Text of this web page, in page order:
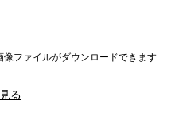
ファイルがダウンロードできます
る